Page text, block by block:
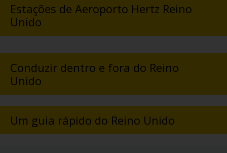
Estações de Aeroporto Hertz Reino
Unido
Conduzir dentro e fora do Reino
Unido
Um guia rápido do Reino Unido